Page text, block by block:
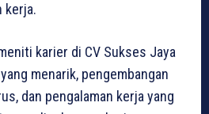
kerja.
karier di CV Sukses Jaya
menarik, pengembangan
dan pengalaman kerja yang